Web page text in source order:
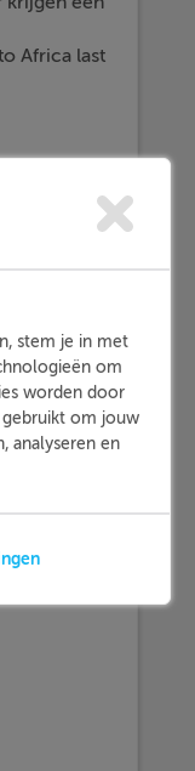
Africa last
veel
De
moet
je hoofd
past
stem je in met
om
worden door
om jouw
analyseren en